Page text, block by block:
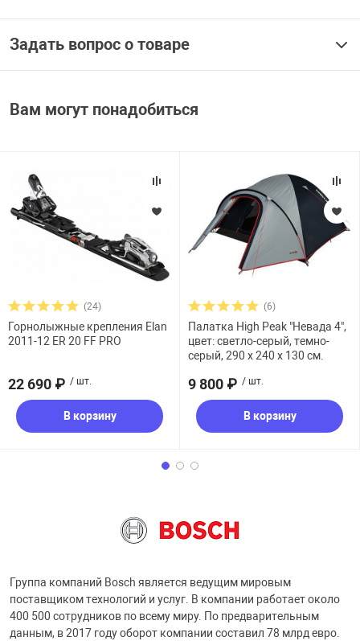
Задать вопрос о товаре
Вам могут понадобиться
(24)
Горнолыжные крепления Elan
2011-12 ER 20 FF PRO
22 690 ₽ / шт.
В корзину
(6)
Палатка High Peak "Невада 4",
цвет: светло-серый, темно-
серый, 290 х 240 х 130 см.
9 800 ₽ / шт.
В корзину
Группа компаний Bosch является ведущим мировым
поставщиком технологий и услуг. В компании работает около
400 500 сотрудников по всему миру. По предварительным
данным, в 2017 году оборот компании составил 78 млрд евро.